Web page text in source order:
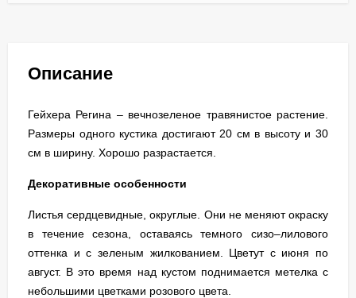
Описание
Гейхера Регина – вечнозеленое травянистое растение.
Размеры одного кустика достигают 20 см в высоту и 30
см в ширину. Хорошо разрастается.
Декоративные особенности
Листья сердцевидные, округлые. Они не меняют окраску
в течение сезона, оставаясь темного сизо–лилового
оттенка и с зеленым жилкованием. Цветут с июня по
август. В это время над кустом поднимается метелка с
небольшими цветками розового цвета.